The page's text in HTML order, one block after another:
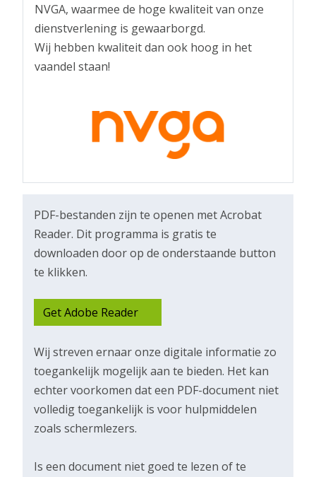
NVGA, waarmee de hoge kwaliteit van onze
dienstverlening is gewaarborgd.
Wij hebben kwaliteit dan ook hoog in het
vaandel staan!
PDF-bestanden zijn te openen met Acrobat
Reader. Dit programma is gratis te
downloaden door op de onderstaande button
te klikken.
Get Adobe Reader
Wij streven ernaar onze digitale informatie zo
toegankelijk mogelijk aan te bieden. Het kan
echter voorkomen dat een PDF-document niet
volledig toegankelijk is voor hulpmiddelen
zoals schermlezers.
Is een document niet goed te lezen of te